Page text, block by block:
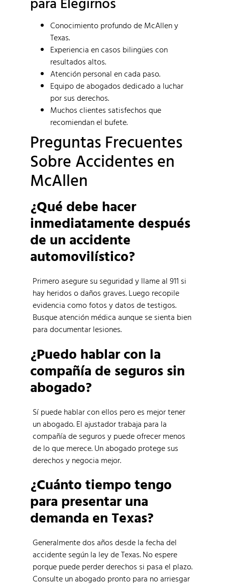
Conocimiento profundo de McAllen y
Texas.
Experiencia en casos bilingües con
resultados altos.
Atención personal en cada paso.
Equipo de abogados dedicado a luchar
por sus derechos.
Muchos clientes satisfechos que
recomiendan el bufete.
Preguntas Frecuentes
Sobre Accidentes en
McAllen
¿Qué debe hacer
inmediatamente después
de un accidente
automovilístico?
Primero asegure su seguridad y llame al 911 si
hay heridos o daños graves. Luego recopile
evidencia como fotos y datos de testigos.
Busque atención médica aunque se sienta bien
para documentar lesiones.
¿Puedo hablar con la
compañía de seguros sin
abogado?
Sí puede hablar con ellos pero es mejor tener
un abogado. El ajustador trabaja para la
compañía de seguros y puede ofrecer menos
de lo que merece. Un abogado protege sus
derechos y negocia mejor.
¿Cuánto tiempo tengo
para presentar una
demanda en Texas?
Generalmente dos años desde la fecha del
accidente según la ley de Texas. No espere
porque puede perder derechos si pasa el plazo.
Consulte un abogado pronto para no arriesgar